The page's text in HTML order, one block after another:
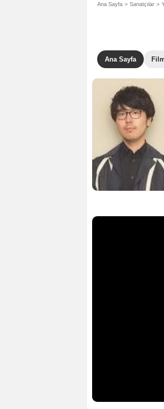
Ana Sayfa Sanatçılar
Ana Sayfa